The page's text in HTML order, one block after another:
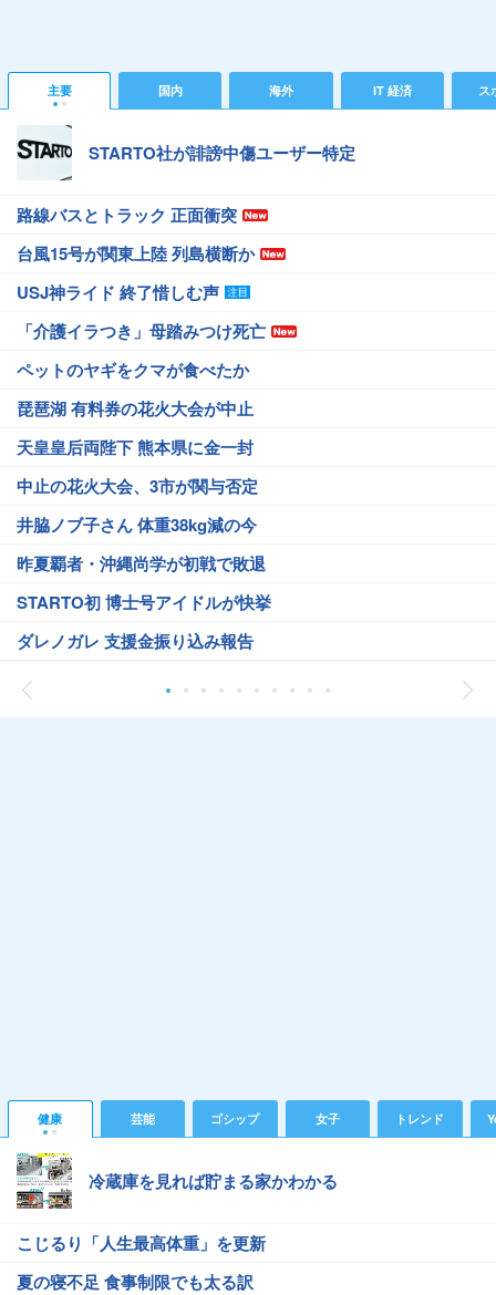
主要 国内 海外 IT 経済 ス
STARTO社が誹謗中傷ユーザー特定
路線バスとトラック 正面衝突
台風15号が関東上陸 列島横断か
USJ神ライド 終了惜しむ声
「介護イラつき」母踏みつけ死亡
ペットのヤギをクマが食べたか
琵琶湖 有料券の花火大会が中止
天皇皇后両陛下 熊本県に金一封
中止の花火大会、3市が関与否定
井脇ノブ子さん 体重38kg減の今
昨夏覇者・沖縄尚学が初戦で敗退
STARTO初 博士号アイドルが快挙
ダレノガレ 支援金振り込み報告
健康 芸能 ゴシップ 女子 トレンド
冷蔵庫を見れば貯まる家かわかる
こじるり「人生最高体重」を更新
夏の寝不足 食事制限でも太る訳